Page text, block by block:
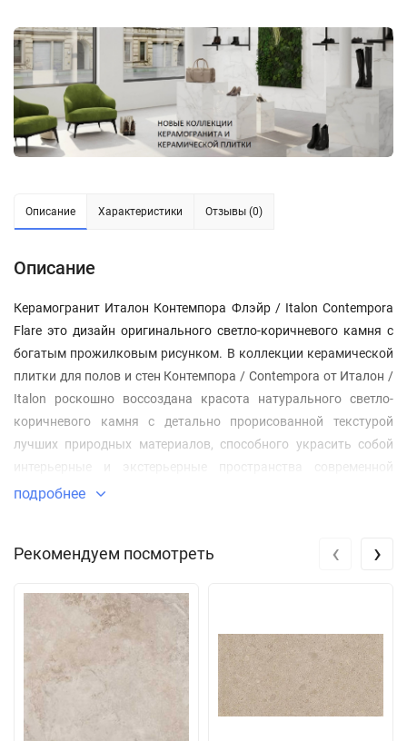
Описание Характеристики Отзывы (0)
Описание
Керамогранит Италон Контемпора Флэйр / Italon Contempora
Flare это дизайн оригинального светло-коричневого камня с
богатым прожилковым рисунком. В коллекции керамической
плитки для полов и стен Контемпора / Contempora от Италон /
Italon роскошно воссоздана красота натурального светло-
коричневого камня с детально прорисованной текстурой
лучших природных материалов, способного украсить собой
интерьерные и экстерьерные пространства современной
архитектуры. Благодаря разнообразным форматам, цветовым
современные композиции из керамогранитного натурального
материалов.
подробнее
Рекомендуем посмотреть ‹ ›